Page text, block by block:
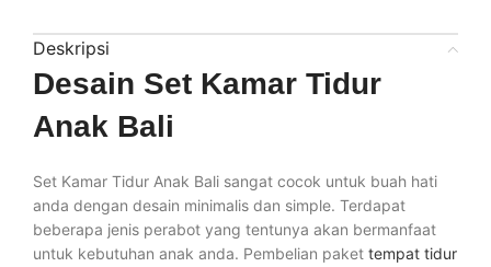
Deskripsi
Desain Set Kamar Tidur
Anak Bali
Set Kamar Tidur Anak Bali sangat cocok untuk buah hati
anda dengan desain minimalis dan simple. Terdapat
beberapa jenis perabot yang tentunya akan bermanfaat
untuk kebutuhan anak anda. Pembelian paket tempat tidur